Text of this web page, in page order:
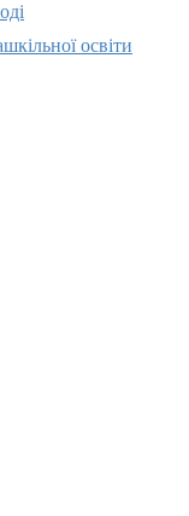
освіти